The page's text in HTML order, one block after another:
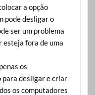
a opção
pode desligar o
ser um problema
esteja fora de uma
os
desligar e criar
os computadores